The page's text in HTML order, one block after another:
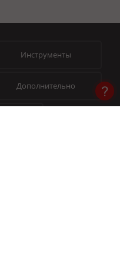
Инструменты
Дополнительно